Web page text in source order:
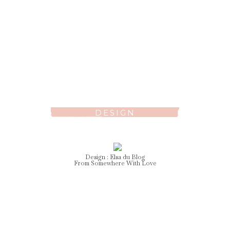
DESIGN
Design : Elsadu Blog
From Somewhere With Love